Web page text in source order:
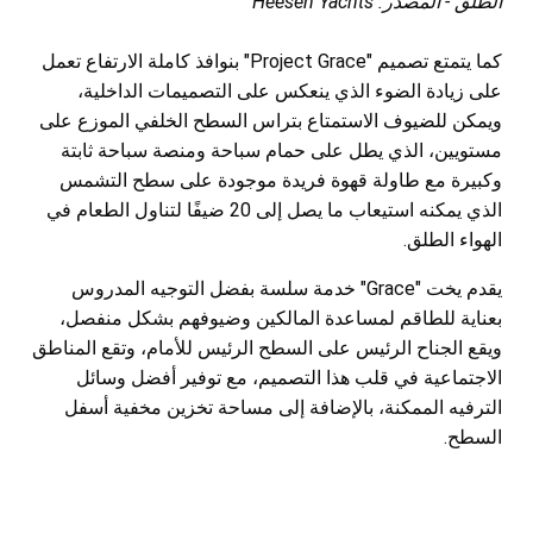
كما يتمتع تصميم "Project Grace" بنوافذ كاملة الارتفاع تعمل
على زيادة الضوء الذي ينعكس على التصميمات الداخلية،
ويمكن للضيوف الاستمتاع بتراس السطح الخلفي الموزع على
مستويين، الذي يطل على حمام سباحة ومنصة سباحة ثابتة
وكبيرة مع طاولة قهوة فريدة موجودة على سطح التشمس
الذي يمكنه استيعاب ما يصل إلى 20 ضيفًا لتناول الطعام في
الهواء الطلق.
يقدم يخت "Grace" خدمة سلسة بفضل التوجيه المدروس
بعناية للطاقم لمساعدة المالكين وضيوفهم بشكل منفصل،
ويقع الجناح الرئيس على السطح الرئيس للأمام، وتقع المناطق
الاجتماعية في قلب هذا التصميم، مع توفير أفضل وسائل
الترفيه الممكنة، بالإضافة إلى مساحة تخزين مخفية أسفل
السطح.